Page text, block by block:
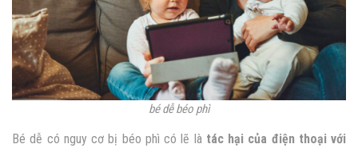
bé dễ béo phì
Bé dễ có nguy cơ bị béo phì có lẽ là tác hại của điện thoại với